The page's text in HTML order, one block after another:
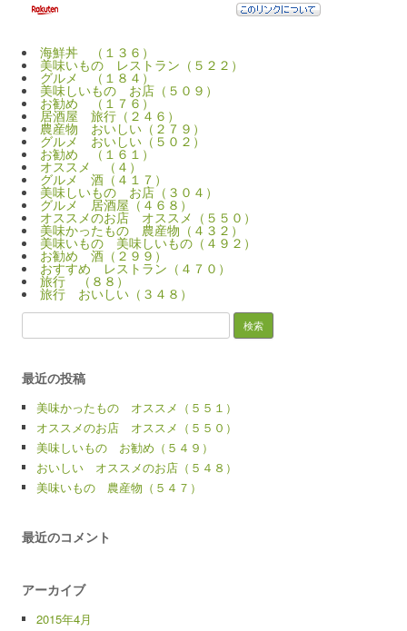
海鮮丼 （１３６）
美味いもの レストラン（５２２）
グルメ （１８４）
美味しいもの お店（５０９）
お勧め （１７６）
居酒屋 旅行（２４６）
農産物 おいしい（２７９）
グルメ おいしい（５０２）
お勧め （１６１）
オススメ （４）
グルメ 酒（４１７）
美味しいもの お店（３０４）
グルメ 居酒屋（４６８）
オススメのお店 オススメ（５５０）
美味かったもの 農産物（４３２）
美味いもの 美味しいもの（４９２）
お勧め 酒（２９９）
おすすめ レストラン（４７０）
旅行 （８８）
旅行 おいしい（３４８）
索:
最近の投稿
美味かったもの オススメ（５５１）
オススメのお店 オススメ（５５０）
美味しいもの お勧め（５４９）
おいしい オススメのお店（５４８）
美味いもの 農産物（５４７）
最近のコメント
アーカイブ
2015年4月